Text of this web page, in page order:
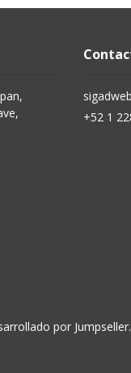
+52 1
por Jumpseller.